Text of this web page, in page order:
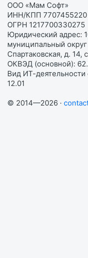
ООО «Мам Софт»
ИНН/КПП 7707455220
ОГРН 1217700330275
Юридический адрес:
муниципальный
Спартаковская, д.
ОКВЭД (основной):
Вид ИТ-
12.01
© 2014—2026 ·